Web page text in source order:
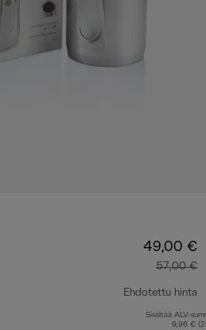
49,00 €
57,00 €
Ehdotettu hinta
Sisältää ALV-
9,96 €